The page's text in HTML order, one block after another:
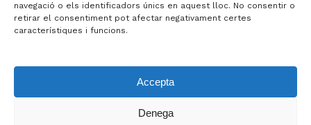
navegació o els identificadors únics en aquest lloc. No consentir o
retirar el consentiment pot afectar negativament certes
característiques i funcions.
Accepta
Denega
Activitat subvencionada per